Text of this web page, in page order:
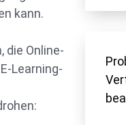
kann.
die Online-
Learning-